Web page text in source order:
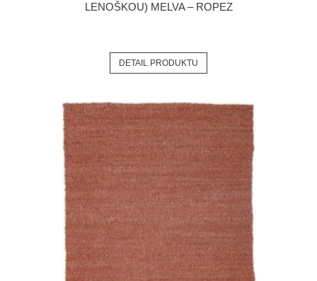
LENOŠKOU) MELVA – ROPEZ
DETAIL PRODUKTU